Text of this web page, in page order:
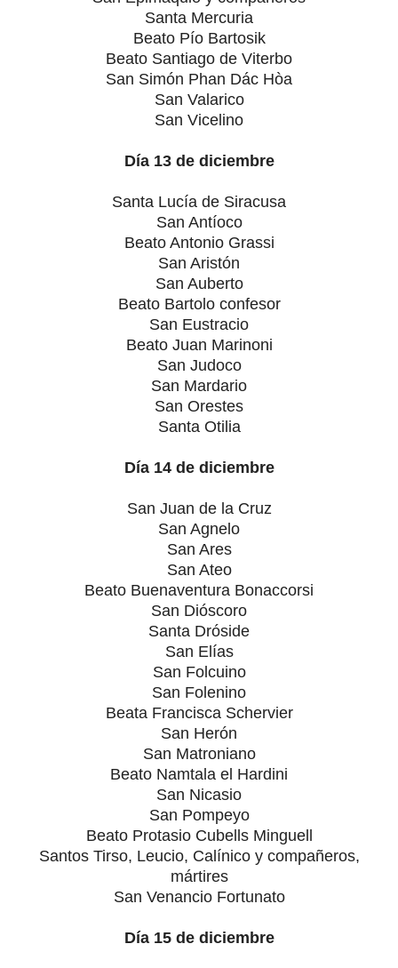
Santa Mercuria
Beato Pío Bartosik
Beato Santiago de Viterbo
San Simón Phan Dác Hòa
San Valarico
San Vicelino
Día 13 de diciembre
Santa Lucía de Siracusa
San Antíoco
Beato Antonio Grassi
San Aristón
San Auberto
Beato Bartolo confesor
San Eustracio
Beato Juan Marinoni
San Judoco
San Mardario
San Orestes
Santa Otilia
Día 14 de diciembre
San Juan de la Cruz
San Agnelo
San Ares
San Ateo
Beato Buenaventura Bonaccorsi
San Dióscoro
Santa Dróside
San Elías
San Folcuino
San Folenino
Beata Francisca Schervier
San Herón
San Matroniano
Beato Namtala el Hardini
San Nicasio
San Pompeyo
Beato Protasio Cubells Minguell
Santos Tirso, Leucio, Calínico y compañeros,
mártires
San Venancio Fortunato
Día 15 de diciembre